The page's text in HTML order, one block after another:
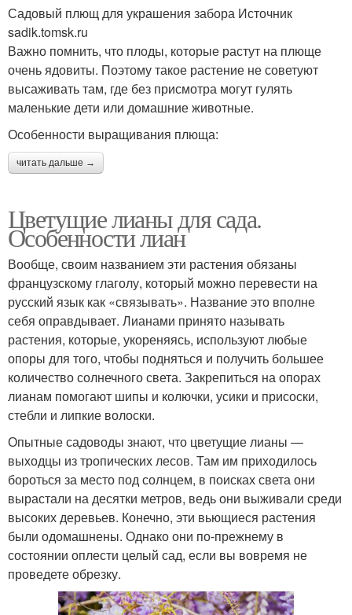
Садовый плющ для украшения забора Источник
sadik.tomsk.ru
Важно помнить, что плоды, которые растут на плюще
очень ядовиты. Поэтому такое растение не советуют
высаживать там, где без присмотра могут гулять
маленькие дети или домашние животные.
Особенности выращивания плюща:
читать дальше →
Цветущие лианы для сада.
Особенности лиан
Вообще, своим названием эти растения обязаны
французскому глаголу, который можно перевести на
русский язык как «связывать». Название это вполне
себя оправдывает. Лианами принято называть
растения, которые, укореняясь, используют любые
опоры для того, чтобы подняться и получить большее
количество солнечного света. Закрепиться на опорах
лианам помогают шипы и колючки, усики и присоски,
стебли и липкие волоски.
Опытные садоводы знают, что цветущие лианы —
выходцы из тропических лесов. Там им приходилось
бороться за место под солнцем, в поисках света они
вырастали на десятки метров, ведь они выживали среди
высоких деревьев. Конечно, эти вьющиеся растения
были одомашнены. Однако они по-прежнему в
состоянии оплести целый сад, если вы вовремя не
проведете обрезку.